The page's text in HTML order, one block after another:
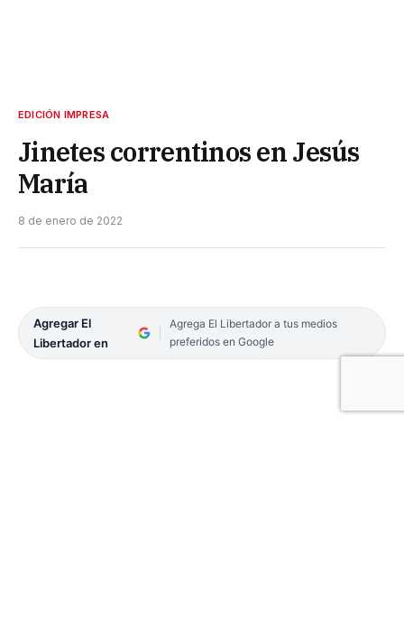
EDICIÓN IMPRESA
Jinetes correntinos en Jesús
María
8 de enero de 2022
Agregar El
Libertador en
Agrega El Libertador a tus medios
preferidos en Google